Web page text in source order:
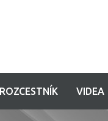
ROZCESTNÍK VIDEA